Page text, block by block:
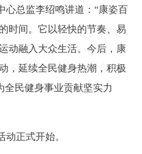
心总监李绍鸣讲道：“康姿百
时间。它以轻快的节奏、易
动融入大众生活。今后，康
，延续全民健身热潮，积极
全民健身事业贡献坚实力
动正式开始。